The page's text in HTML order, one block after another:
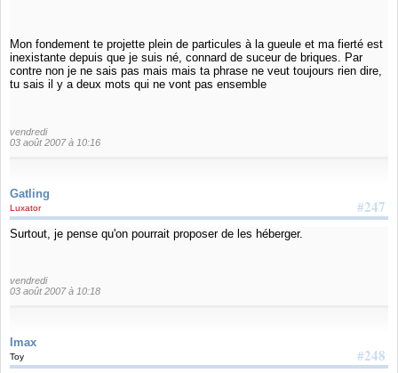
Mon fondement te projette plein de particules à la gueule et ma fierté est
inexistante depuis que je suis né, connard de suceur de briques. Par
contre non je ne sais pas mais mais ta phrase ne veut toujours rien dire,
tu sais il y a deux mots qui ne vont pas ensemble
vendredi
03 août 2007 à 10:16
Gatling
#247
Luxator
Surtout, je pense qu'on pourrait proposer de les héberger.
vendredi
03 août 2007 à 10:18
Imax
#248
Toy